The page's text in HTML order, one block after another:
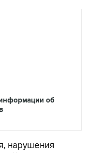
об
нарушения